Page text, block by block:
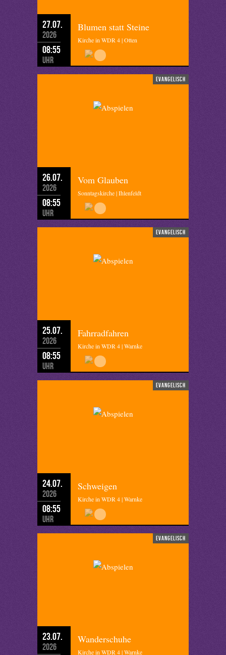
27.07.
2026
08:55
Uhr
Blumen statt Steine
Kirche in WDR 4 | Otten
evangelisch
26.07.
2026
08:55
Uhr
Vom Glauben
Sonntagskirche | Ihlenfeldt
evangelisch
25.07.
2026
08:55
Uhr
Fahrradfahren
Kirche in WDR 4 | Warnke
evangelisch
24.07.
2026
08:55
Uhr
Schweigen
Kirche in WDR 4 | Warnke
evangelisch
23.07.
2026
Wanderschuhe
Kirche in WDR 4 | Warnke